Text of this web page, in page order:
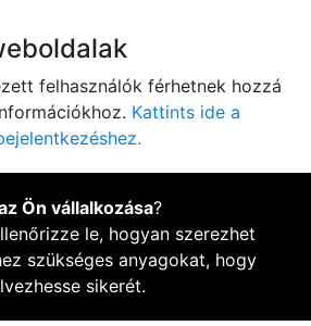
felhasználók férhetnek hozzá
Kattints ide a
Ön vállalkozása?
le, hogyan szerezhet
szükséges anyagokat, hogy
sikerét.